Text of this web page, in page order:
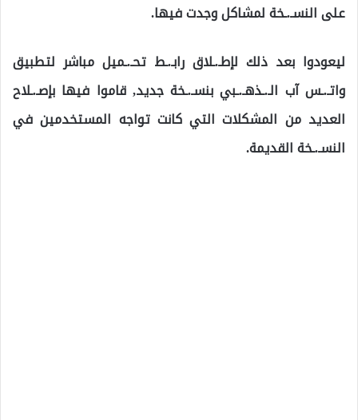
على النسـ.ـخة لمشاكل وجدت فيها.
ليعودوا بعد ذلك لإطـ.ـلاق رابـ.ـط تحـ.ـميل مباشر لتطبيق
واتـ.ـس آب الـ.ـذهـ.ـبي بنسـ.ـخة جديد, قاموا فيها بإصـ.ـلاح
العديد من المشكلات التي كانت تواجه المستخدمين في
النسـ.ـخة القديمة.